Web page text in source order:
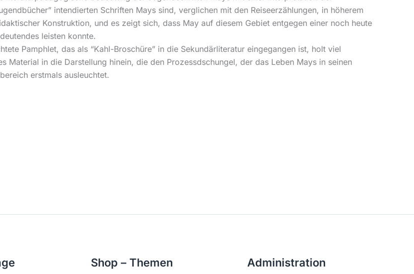
intendierten Schriften Mays sind, verglichen mit den Reiseerzählungen, in höherem
Konstruktion, und es zeigt sich, dass May auf diesem Gebiet entgegen einer noch heute
leisten konnte.
Pamphlet, das als “Kahl-Broschüre” in die Sekundärliteratur eingegangen ist, holt viel
Material in die Darstellung hinein, die den Prozessdschungel, der das Leben Mays in seinen
erstmals ausleuchtet.
Shop – Themen Administration